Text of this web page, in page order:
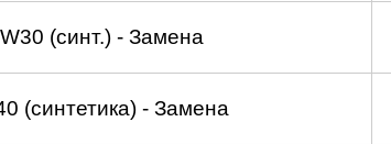
(синт.) - Замена
(синтетика) - Замена